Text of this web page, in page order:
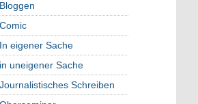
Bloggen
Comic
In eigener Sache
in uneigener Sache
Journalistisches Schreiben